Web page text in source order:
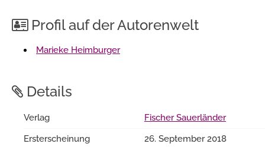
Profil auf der Autorenwelt
Marieke Heimburger
Details
Verlag
Fischer Sauerländer
Ersterscheinung
26. September 2018